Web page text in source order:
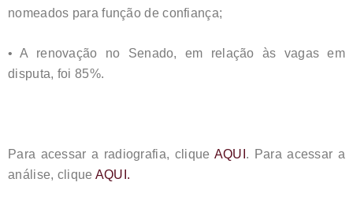
nomeados para função de confiança;
• A renovação no Senado, em relação às vagas em
disputa, foi 85%.
Para acessar a radiografia, clique AQUI . Para acessar a
análise, clique AQUI.